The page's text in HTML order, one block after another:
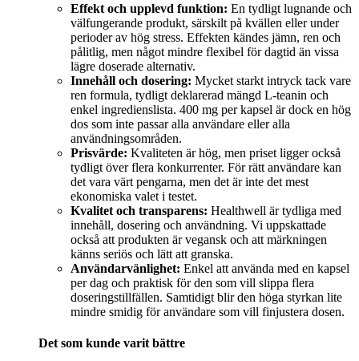
Effekt och upplevd funktion: En tydligt lugnande och
välfungerande produkt, särskilt på kvällen eller under
perioder av hög stress. Effekten kändes jämn, ren och
pålitlig, men något mindre flexibel för dagtid än vissa
lägre doserade alternativ.
Innehåll och dosering: Mycket starkt intryck tack vare
ren formula, tydligt deklarerad mängd L-teanin och
enkel ingredienslista. 400 mg per kapsel är dock en hög
dos som inte passar alla användare eller alla
användningsområden.
Prisvärde: Kvaliteten är hög, men priset ligger också
tydligt över flera konkurrenter. För rätt användare kan
det vara värt pengarna, men det är inte det mest
ekonomiska valet i testet.
Kvalitet och transparens: Healthwell är tydliga med
innehåll, dosering och användning. Vi uppskattade
också att produkten är vegansk och att märkningen
känns seriös och lätt att granska.
Användarvänlighet: Enkel att använda med en kapsel
per dag och praktisk för den som vill slippa flera
doseringstillfällen. Samtidigt blir den höga styrkan lite
mindre smidig för användare som vill finjustera dosen.
Det som kunde varit bättre